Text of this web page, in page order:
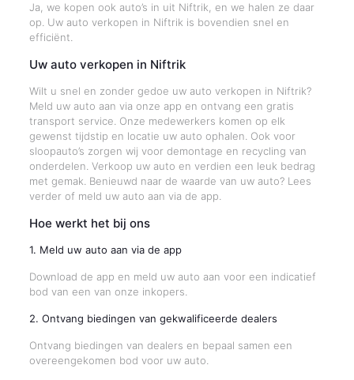
Ja, we kopen ook auto’s in uit Niftrik, en we halen ze daar
op. Uw auto verkopen in Niftrik is bovendien snel en
efficiënt.
Uw auto verkopen in Niftrik
Wilt u snel en zonder gedoe uw auto verkopen in Niftrik?
Meld uw auto aan via onze app en ontvang een gratis
transport service. Onze medewerkers komen op elk
gewenst tijdstip en locatie uw auto ophalen. Ook voor
sloopauto’s zorgen wij voor demontage en recycling van
onderdelen. Verkoop uw auto en verdien een leuk bedrag
met gemak. Benieuwd naar de waarde van uw auto? Lees
verder of meld uw auto aan via de app.
Hoe werkt het bij ons
1. Meld uw auto aan via de app
Download de app en meld uw auto aan voor een indicatief
bod van een van onze inkopers.
2. Ontvang biedingen van gekwalificeerde dealers
Ontvang biedingen van dealers en bepaal samen een
overeengekomen bod voor uw auto.